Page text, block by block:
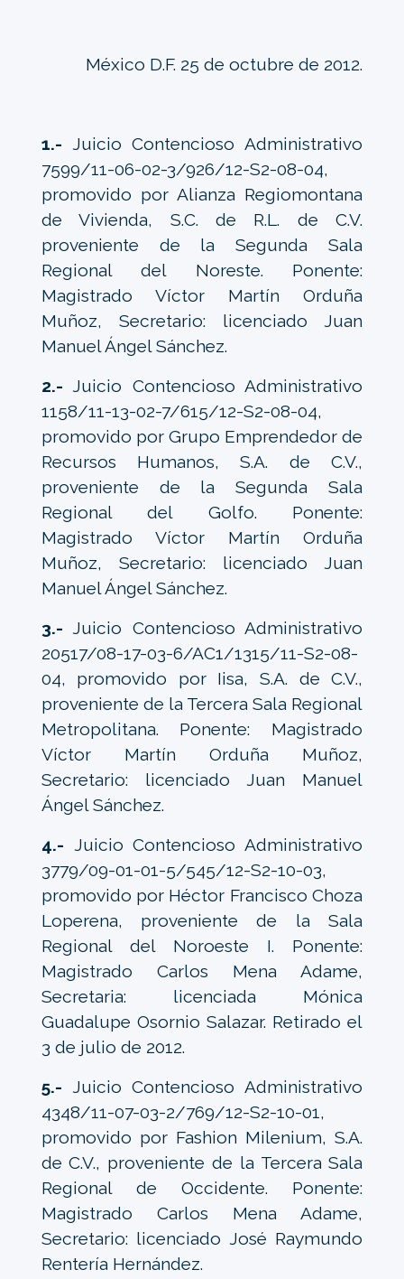
México D.F. 25 de octubre de 2012.
1.- Juicio Contencioso Administrativo
7599/11-06-02-3/926/12-S2-08-04,
promovido por Alianza Regiomontana
de Vivienda, S.C. de R.L. de C.V.
proveniente de la Segunda Sala
Regional del Noreste. Ponente:
Magistrado Víctor Martín Orduña
Muñoz, Secretario: licenciado Juan
Manuel Ángel Sánchez.
2.- Juicio Contencioso Administrativo
1158/11-13-02-7/615/12-S2-08-04,
promovido por Grupo Emprendedor de
Recursos Humanos, S.A. de C.V.,
proveniente de la Segunda Sala
Regional del Golfo. Ponente:
Magistrado Víctor Martín Orduña
Muñoz, Secretario: licenciado Juan
Manuel Ángel Sánchez.
3.- Juicio Contencioso Administrativo
20517/08-17-03-6/AC1/1315/11-S2-08-
04, promovido por Iisa, S.A. de C.V.,
proveniente de la Tercera Sala Regional
Metropolitana. Ponente: Magistrado
Víctor Martín Orduña Muñoz,
Secretario: licenciado Juan Manuel
Ángel Sánchez.
4.- Juicio Contencioso Administrativo
3779/09-01-01-5/545/12-S2-10-03,
promovido por Héctor Francisco Choza
Loperena, proveniente de la Sala
Regional del Noroeste I. Ponente:
Magistrado Carlos Mena Adame,
Secretaria: licenciada Mónica
Guadalupe Osornio Salazar. Retirado el
3 de julio de 2012.
5.- Juicio Contencioso Administrativo
4348/11-07-03-2/769/12-S2-10-01,
promovido por Fashion Milenium, S.A.
de C.V., proveniente de la Tercera Sala
Regional de Occidente. Ponente:
Magistrado Carlos Mena Adame,
Secretario: licenciado José Raymundo
Rentería Hernández.